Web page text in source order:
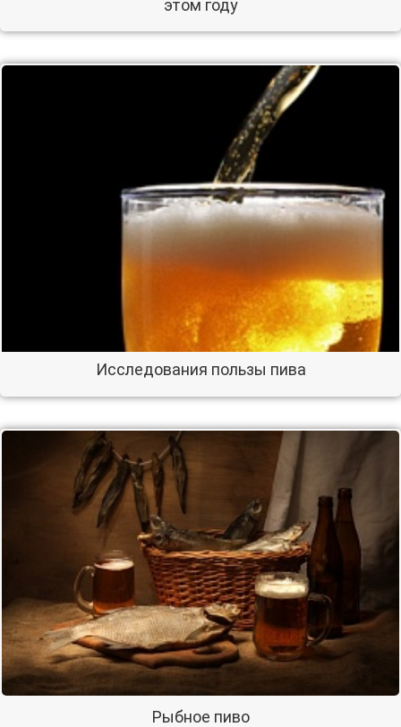
этом году
Исследования пользы пива
Рыбное пиво